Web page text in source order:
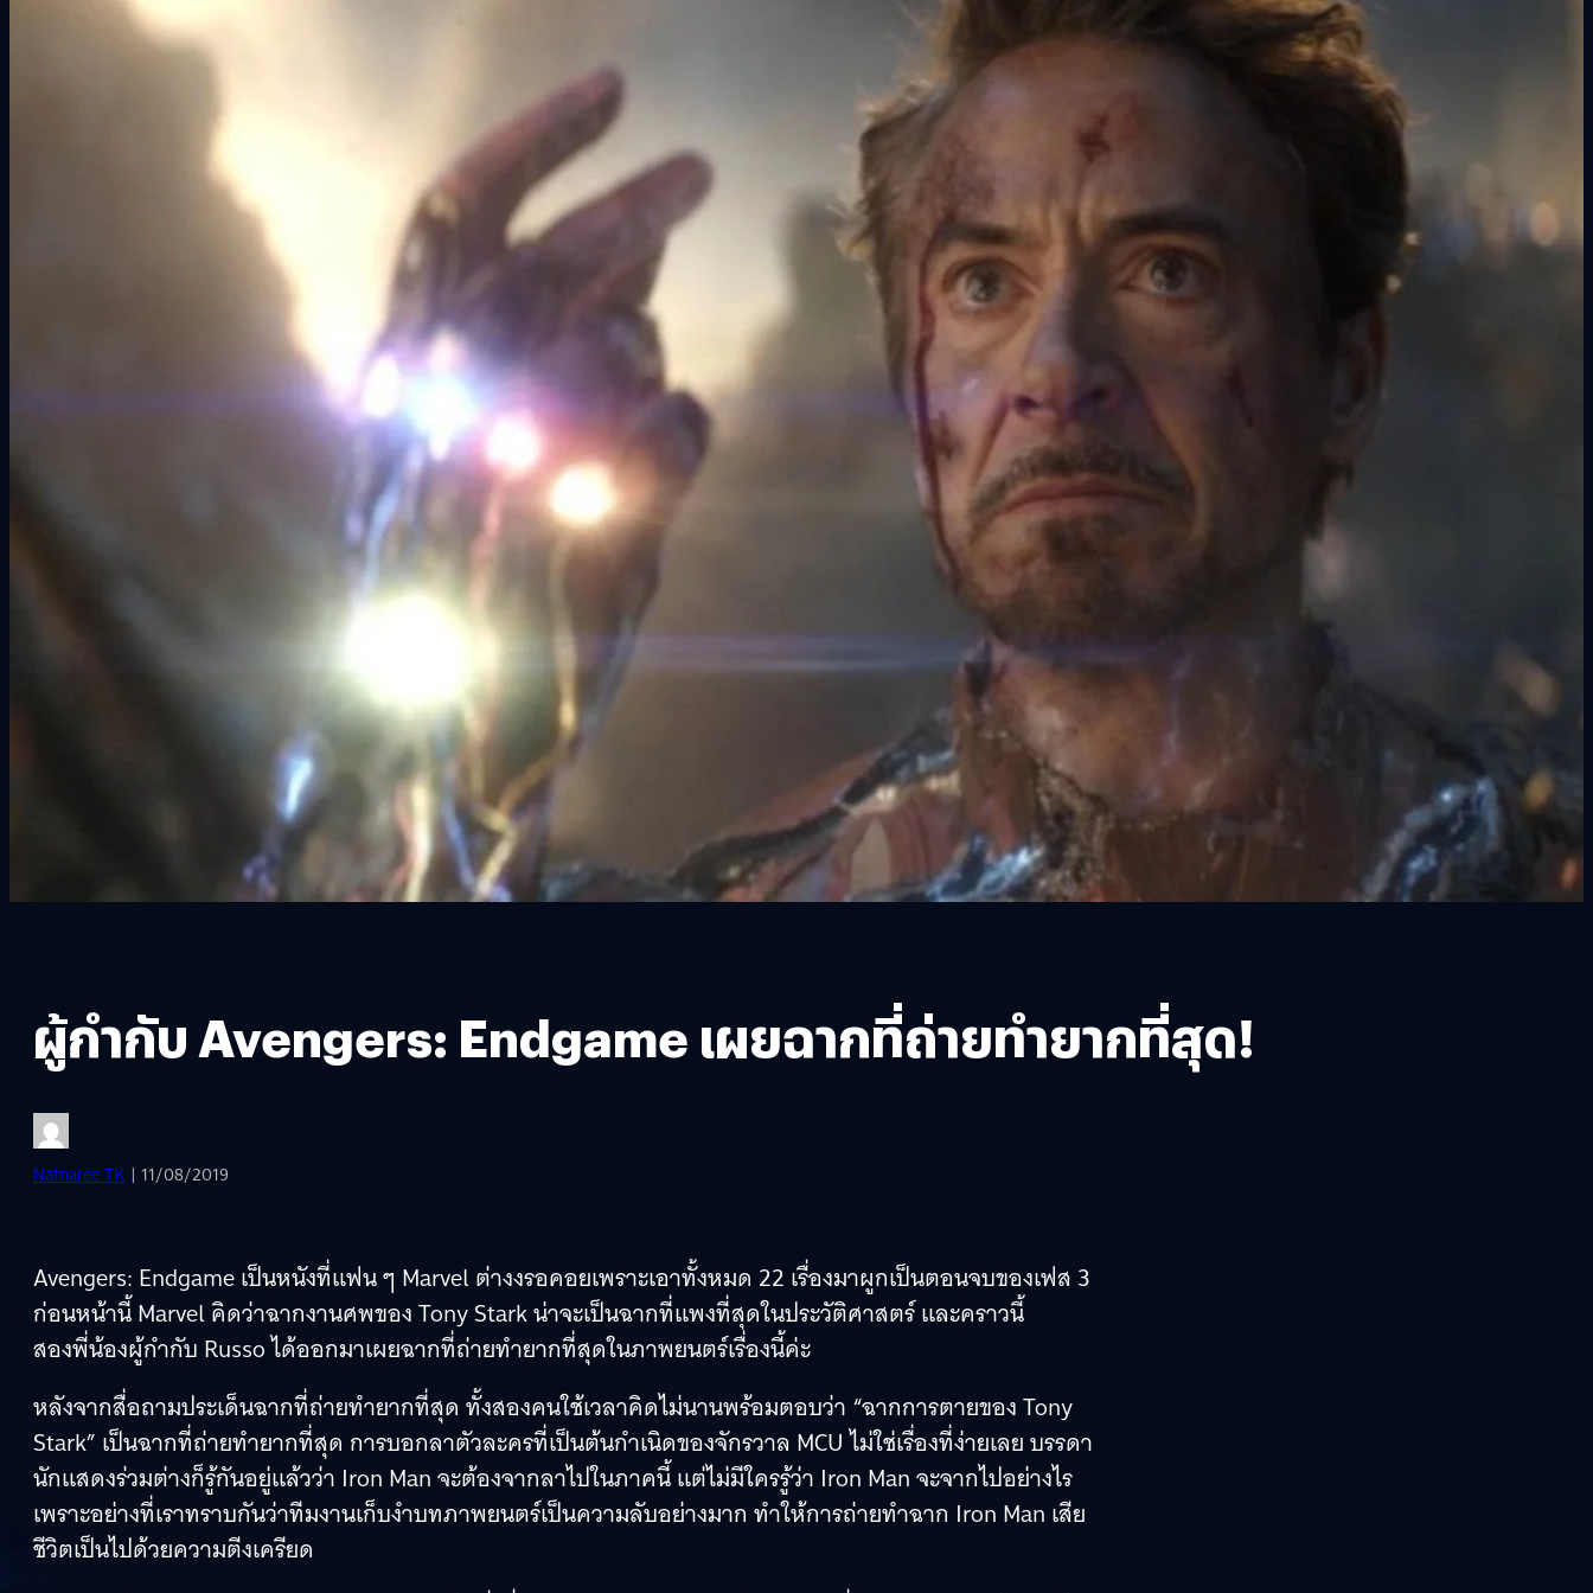
ผู้กำกับ Avengers: Endgame เผยฉากที่ถ่ายทำยากที่สุด!
Natnaree TK | 11/08/2019
Avengers: Endgame เป็นหนังที่แฟน ๆ Marvel ต่างงรอคอยเพราะเอาทั้งหมด 22 เรื่องมาผูกเป็นตอนจบของเฟส 3
ก่อนหน้านี้ Marvel คิดว่าฉากงานศพของ Tony Stark น่าจะเป็นฉากที่แพงที่สุดในประวัติศาสตร์ และคราวนี้
สองพี่น้องผู้กำกับ Russo ได้ออกมาเผยฉากที่ถ่ายทำยากที่สุดในภาพยนตร์เรื่องนี้ค่ะ
หลังจากสื่อถามประเด็นฉากที่ถ่ายทำยากที่สุด ทั้งสองคนใช้เวลาคิดไม่นานพร้อมตอบว่า “ฉากการตายของ Tony
Stark” เป็นฉากที่ถ่ายทำยากที่สุด การบอกลาตัวละครที่เป็นต้นกำเนิดของจักรวาล MCU ไม่ใช่เรื่องที่ง่ายเลย บรรดา
นักแสดงร่วมต่างก็รู้กันอยู่แล้วว่า Iron Man จะต้องจากลาไปในภาคนี้ แต่ไม่มีใครรู้ว่า Iron Man จะจากไปอย่างไร
เพราะอย่างที่เราทราบกันว่าทีมงานเก็บงำบทภาพยนตร์เป็นความลับอย่างมาก ทำให้การถ่ายทำฉาก Iron Man เสีย
ชีวิตเป็นไปด้วยความตีงเครียด